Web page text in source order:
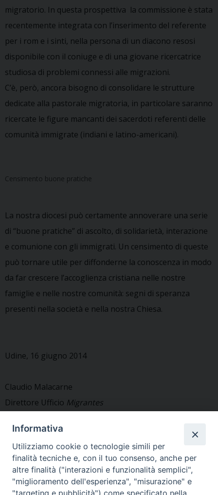
migratorio. In questa prospettiva la commissione è stata
recentemente integrata con l’inserimento del referente
per i rom e i sinti, nella persona di un diacono resosi
disponibile con il coniuge e di una giovane ricercatrice
studiosa di problemi connessi alle migrazioni.
C’è, però, ancora bisogno di consolidare le strutture
dedicate alla pastorale migratoria, in particolare saranno
ricercate le figure mancanti dei sacerdoti referenti delle
comunità immigrate (indiani e latino-americani).
Censimento buone pratiche
La nostra diocesi può certamente annoverare una serie
di “buone pratiche” di ascolto, di solidarietà, interazione
e comunione con gli immigrati. Un censimento di queste
può tornare utile per diffonderne la conoscenza in modo
da far crescere l’accoglienza cristiana nelle nostre
famiglie e nelle nostre comunità: segni di speranza
presenti nella società e nella nostra Chiesa.
Udine, 16 giugno 2014
Claudio Malacarne
Direttore Ufficio Migrantes
1° giugno: ritorna la Festa
Diocesana dei Migranti
Cattolici
Sedute commissione
Migrantes diocesana
Informativa
Utilizziamo cookie o tecnologie simili per
finalità tecniche e, con il tuo consenso, anche per
altre finalità ("interazioni e funzionalità semplici",
"miglioramento dell'esperienza", "misurazione" e